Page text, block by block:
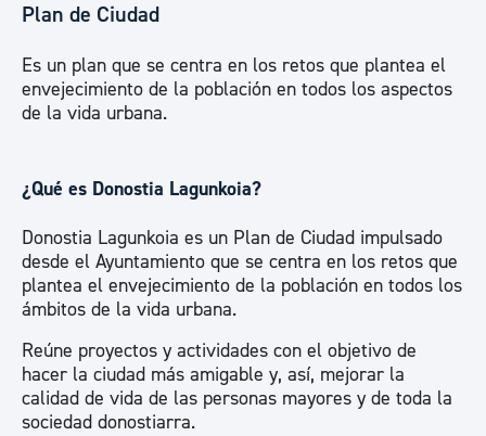
Plan de Ciudad
Es un plan que se centra en los retos que plantea el
envejecimiento de la población en todos los aspectos
de la vida urbana.
¿Qué es Donostia Lagunkoia?
Donostia Lagunkoia es un Plan de Ciudad impulsado
desde el Ayuntamiento que se centra en los retos que
plantea el envejecimiento de la población en todos los
ámbitos de la vida urbana.
Reúne proyectos y actividades con el objetivo de
hacer la ciudad más amigable y, así, mejorar la
calidad de vida de las personas mayores y de toda la
sociedad donostiarra.